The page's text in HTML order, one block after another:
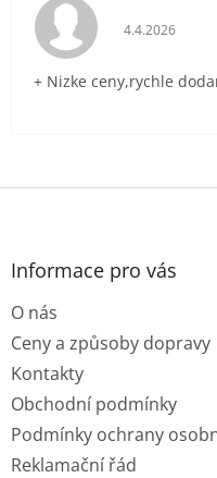
Hodnocení
4.4.2026
+ Nizke ceny,rychle
Z
Informace pro vás
O nás
Ceny a způsoby dopravy
Kontakty
Obchodní podmínky
Podmínky ochrany
Reklamační řád